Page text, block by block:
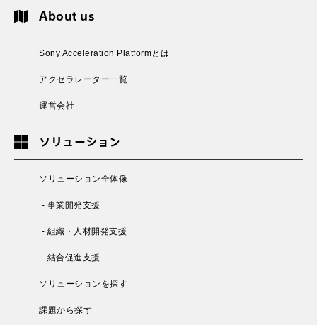
About us
Sony Acceleration Platformとは
アクセラレーター一覧
運営会社
ソリューション
ソリューション全体像
- 事業開発支援
- 組織・人材開発支援
- 結合促進支援
ソリューションを探す
課題から探す